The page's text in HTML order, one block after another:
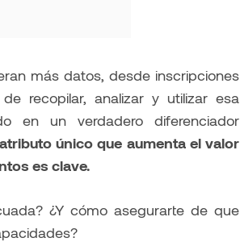
más datos, desde inscripciones
recopilar, analizar y utilizar esa
en un verdadero diferenciador
atributo único que aumenta el valor
es clave.
¿Y cómo asegurarte de que